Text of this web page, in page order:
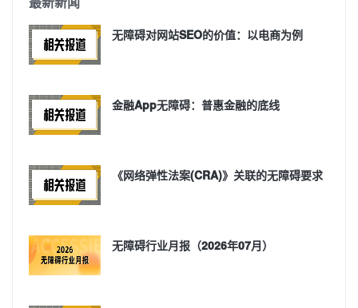
无障碍对网站SEO的价值：以电商为例
金融App无障碍：普惠金融的底线
《网络弹性法案(CRA)》关联的无障碍要求
无障碍行业月报（2026年07月）